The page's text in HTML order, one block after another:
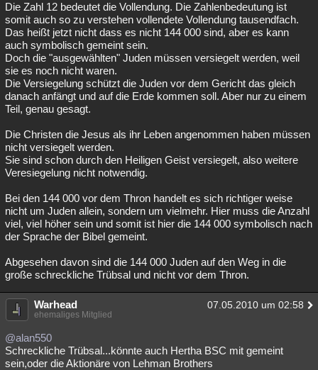
Die Zahl 12 bedeutet die Vollendung. Die Zahlenbedeutung ist
somit auch so zu verstehen vollendete Vollendung tausendfach.
Das heißt jetzt nicht dass es nicht 144 000 sind, aber es kann
auch symbolisch gemeint sein.
Doch die "ausgewählten" Juden müssen versiegelt werden, weil
sie es noch nicht waren.
Die Versiegelung schützt die Juden vor dem Gericht das gleich
danach anfängt und auf die Erde kommen soll. Aber nur zu einem
Teil, genau gesagt.
Die Christen die Jesus als ihr Leben angenommen haben müssen
nicht versiegelt werden.
Sie sind schon durch den Heiligen Geist versiegelt, also weitere
Veresiegelung nicht notwendig.
Bei den 144 000 vor dem Thron handelt es sich richtiger weise
nicht um Juden allein, sondern um vielmehr. Hier muss die Anzahl
viel, viel höher sein und somit ist hier die 144 000 symbolisch nach
der Sprache der Bibel gemeint.
Abgesehen davon sind die 144 000 Juden auf den Weg in die
große schreckliche Trübsal und nicht vor dem Thron.
Warhead 07.05.2010 um 02:58
ehemaliges Mitglied
@alan550
Schreckliche Trübsal...könnte auch Hertha BSC mit gemeint
sein,oder die Aktionäre von Lehman Brothers